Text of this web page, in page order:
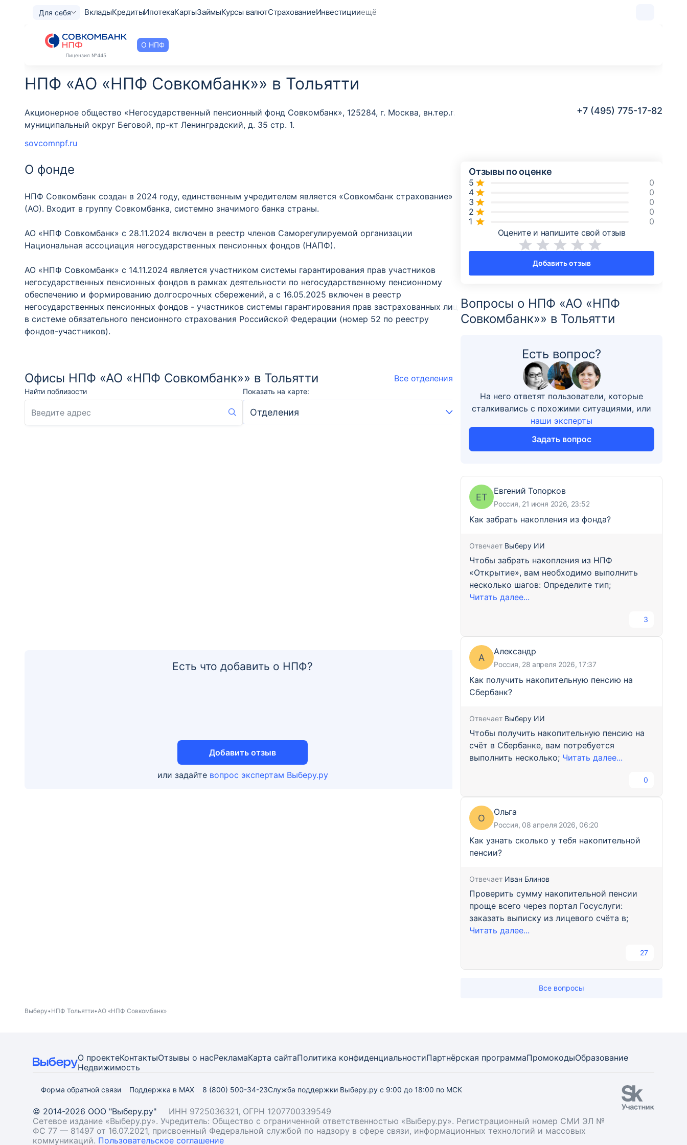
Для себя ВкладыКредитыИпотекаКартыЗаймыКурсы валютСтрахованиеИнвестицииещё
Лицензия №445
О НПФ
НПФ «АО «НПФ Совкомбанк»» в Тольятти
Акционерное общество «Негосударственный пенсионный фонд Совкомбанк», 125284, г. Москва, вн.тер.г.
муниципальный округ Беговой, пр-кт Ленинградский, д. 35 стр. 1.
sovcomnpf.ru
+7 (495) 775-17-82
О фонде
НПФ Совкомбанк создан в 2024 году, единственным учредителем является «Совкомбанк страхование»
(АО). Входит в группу Совкомбанка, системно значимого банка страны.
АО «НПФ Совкомбанк» с 28.11.2024 включен в реестр членов Саморегулируемой организации
Национальная ассоциация негосударственных пенсионных фондов (НАПФ).
АО «НПФ Совкомбанк» с 14.11.2024 является участником системы гарантирования прав участников
негосударственных пенсионных фондов в рамках деятельности по негосударственному пенсионному
обеспечению и формированию долгосрочных сбережений, а с 16.05.2025 включен в реестр
негосударственных пенсионных фондов - участников системы гарантирования прав застрахованных лиц
в системе обязательного пенсионного страхования Российской Федерации (номер 52 по реестру
фондов-участников).
Офисы НПФ «АО «НПФ Совкомбанк»» в Тольятти Все отделения
Найти поблизости Показать на карте:
Есть что добавить о НПФ?
Добавить отзыв
или задайте вопрос экспертам Выберу.ру
Отзывы по оценке
0
0
0
0
0
Оцените и напишите свой отзыв
Добавить отзыв
Вопросы о НПФ «АО «НПФ
Совкомбанк»» в Тольятти
Есть вопрос?
На него ответят пользователи, которые
сталкивались с похожими ситуациями, или
наши эксперты
Задать вопрос
ЕТ
Евгений Топорков
Россия, 21 июня 2026, 23:52
Как забрать накопления из фонда?
Отвечает Выберу ИИ
Чтобы забрать накопления из НПФ
«Открытие», вам необходимо выполнить
несколько шагов: Определите тип;
Читать далее...
3
А
Александр
Россия, 28 апреля 2026, 17:37
Как получить накопительную пенсию на
Сбербанк?
Отвечает Выберу ИИ
Чтобы получить накопительную пенсию на
счёт в Сбербанке, вам потребуется
выполнить несколько; Читать далее...
0
О
Ольга
Россия, 08 апреля 2026, 06:20
Как узнать сколько у тебя накопительной
пенсии?
Отвечает Иван Блинов
Проверить сумму накопительной пенсии
проще всего через портал Госуслуги:
заказать выписку из лицевого счёта в;
Читать далее...
27
Все вопросы
Выберу НПФ Тольятти АО «НПФ Совкомбанк»
О проектеКонтактыОтзывы о насРекламаКарта сайтаПолитика конфиденциальностиПартнёрская программаПромокодыОбразование
Недвижимость
Форма обратной связи Поддержка в MAX 8 (800) 500-34-23Служба поддержки Выберу.ру с 9:00 до 18:00 по МСК
© 2014-2026 ООО "Выберу.ру"
ИНН 9725036321, ОГРН 1207700339549
Сетевое издание «Выберу.ру». Учредитель: Общество с ограниченной ответственностью «Выберу.ру». Регистрационный номер СМИ ЭЛ №
ФС 77 — 81497 от 16.07.2021, присвоенный Федеральной службой по надзору в сфере связи, информационных технологий и массовых
коммуникаций. Пользовательское соглашение